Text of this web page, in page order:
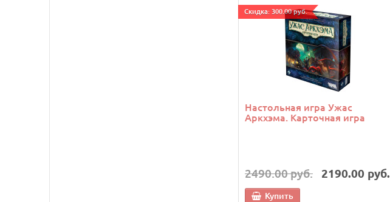
Cкидка: 300.00 руб.
Настольная игра Ужас
Аркхэма. Карточная игра
2490.00 руб. 2190.00 руб.
Купить